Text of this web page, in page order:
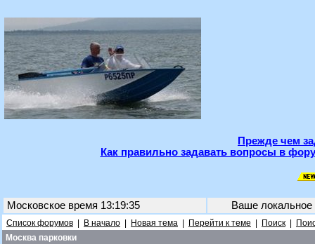
Прежде чем
Как правильно задавать вопросы в
Московское время 13:19:35 Ваше
Список форумов В начало Новая тема Перейти к теме Поиск
Москва парковки